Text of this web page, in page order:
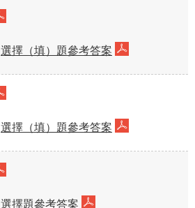
選擇（填）題參考答案
選擇（填）題參考答案
選擇題參考答案